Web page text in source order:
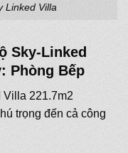
Linked Villa
Sky-Linked
Phòng Bếp
Villa 221.7m2
trọng đến cả công